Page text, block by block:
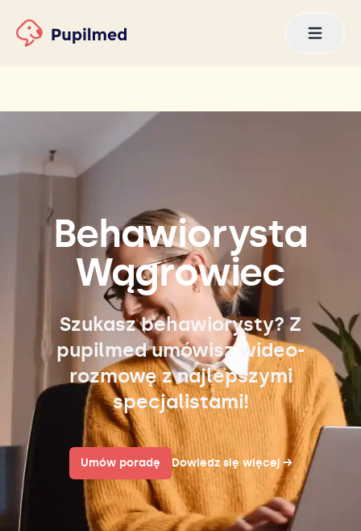
Behawiorysta
Wągrowiec
Szukasz behawiorysty? Z
pupilmed umówisz wideo-
rozmowę z najlepszymi
specjalistami!
Umów poradę Dowiedz się więcej →